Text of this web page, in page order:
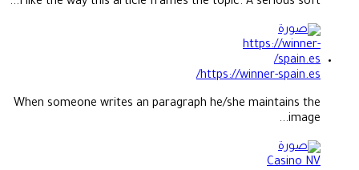
https://winner-spain.es/
When someone writes an paragraph he/she maintains the
image...